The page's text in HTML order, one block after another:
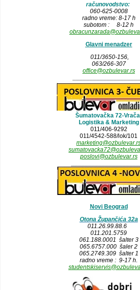
računovodstvo:
060-625-0008
radno vreme: 8-17 h
subotom : 8-12 h
Glavni menadzer
011/3650-156,
063/266-307
office@ozbulevar.rs
Šumatovačka 72-
Logistika & Marketing
011/406-9292
011/4542-588/lok/101
poslovi@ozbulevar.rs
Novi Beograd
Otona Župančića 32a
011.26.99.88.6
011.201.5759
061.188.0001 šalter 3
065.6757.000 šaler 2
065.2749.309 šalter 1
radno vreme : 9-17 h.